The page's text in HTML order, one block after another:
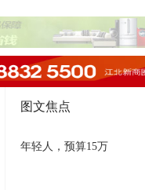
图文焦点
年轻人，预算15万